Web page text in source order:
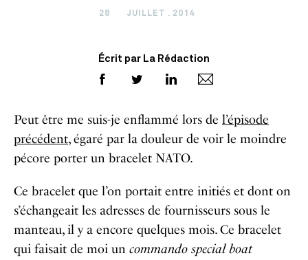
28 JUILLET . 2014
Écrit par La Rédaction
Peut être me suis-je enflammé lors de l’épisode
précédent, égaré par la douleur de voir le moindre
pécore porter un bracelet NATO.
Ce bracelet que l’on portait entre initiés et dont on
s’échangeait les adresses de fournisseurs sous le
manteau, il y a encore quelques mois. Ce bracelet
qui faisait de moi un commando special boat